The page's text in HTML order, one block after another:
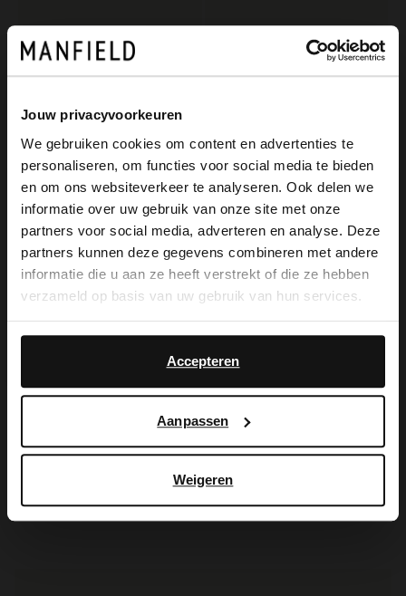
Jouw privacyvoorkeuren
We gebruiken cookies om content en advertenties te
personaliseren, om functies voor social media te bieden
en om ons websiteverkeer te analyseren. Ook delen we
informatie over uw gebruik van onze site met onze
partners voor social media, adverteren en analyse. Deze
partners kunnen deze gegevens combineren met andere
informatie die u aan ze heeft verstrekt of die ze hebben
verzameld op basis van uw gebruik van hun services.
Accepteren
Aanpassen
Weigeren
Manfield
Taupefarbener Weekender aus Veloursleder Cognacfarbener Leder-Weekender
Taupefarbene Unisex-Schultertasche aus Veloursleder
89.99
×
View this website in English?
It looks like your language isn't Dutch. Would
you like to switch to English?
English